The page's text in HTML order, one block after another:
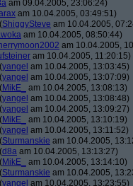
am 09.04.2005, 23:06:24)
am 10.04.2005, 03:49:51)
(ShiggySteve am 10.04.2005,
am 10.04.2005, 08:50:44)
am 10.04.2005,
am 10.04.2005, 11:20:15)
(yangel am 10.04.2005, 13:03:45)
(yangel am 10.04.2005, 13:07:09)
(MikE_
am 10.04.2005, 13:08:13)
(yangel am 10.04.2005, 13:08:48)
(yangel am 10.04.2005, 13:09:27)
(MikE_
am 10.04.2005, 13:10:19)
(yangel am 10.04.2005, 13:11:52)
(Sturmanskie am 10.04.2005,
(d8a am 10.04.2005, 13:13:27)
(MikE_
am 10.04.2005, 13:14:10)
(Sturmanskie am 10.04.2005,
(yangel am 10.04.2005, 13:23:55)